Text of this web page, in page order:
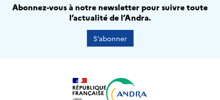
Abonnez-vous à notre newsletter pour suivre toute
l’actualité de l’Andra.
S’abonner